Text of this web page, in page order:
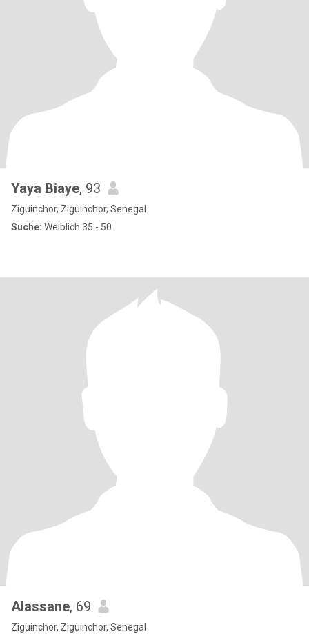
Yaya Biaye, 93
Ziguinchor, Ziguinchor, Senegal
Suche: Weiblich 35 - 50
Alassane, 69
Ziguinchor, Ziguinchor, Senegal